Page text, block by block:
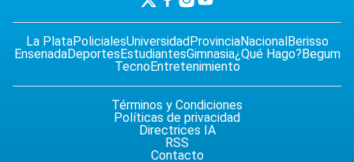
La PlataPolicialesUniversidad ProvinciaNacional Berisso
EnsenadaDeportes EstudiantesGimnasia¿Qué Hago? Begum
TecnoEntretenimiento
Términos y Condiciones
Políticas de privacidad
Directrices IA
RSS
Contacto